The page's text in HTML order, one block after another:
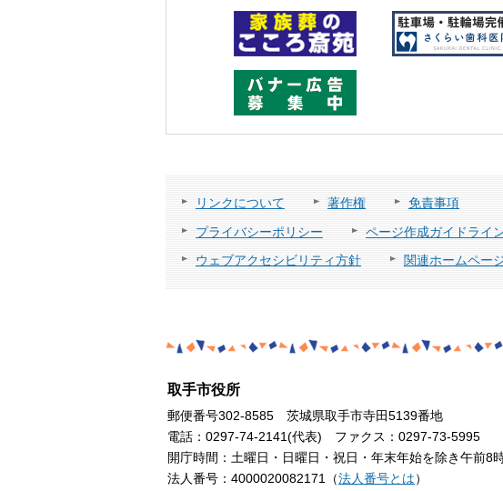
リンクについて 著作権
免責事項
プライバシーポリシー
ページ作成ガイドライ
ウェブアクセシビリティ方針
関連ホームペー
取手市役所
郵便番号302-8585 茨城県取手市寺田5139番地
電話：0297-74-2141(代表) ファクス：0297-73-5995
開庁時間：土曜日・日曜日・祝日・年末年始を除き午前8
法人番号：4000020082171（法人番号とは）